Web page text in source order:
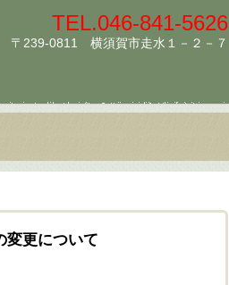
TEL.046-841-5626
〒239-0811 横須賀市走水１－２－７
変更について